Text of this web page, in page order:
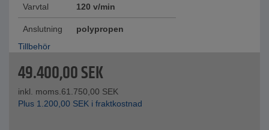
Varvtal 120 v/min
Anslutning
polypropen
Tillbehör
49.400,00SEK
inkl. moms.61.750,00 SEK
Plus 1.200,00 SEK i fraktkostnad